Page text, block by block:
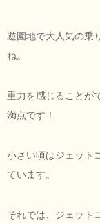
遊園地で大人気の乗
ね。
重力を感じることが
満点です！
小さい頃はジェット
ています。
それでは、ジェット